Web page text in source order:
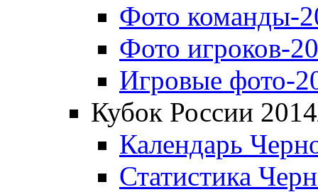
Фото команды-
Фото игроков-
Игровые фото-
Кубок России
Календарь
Статистика